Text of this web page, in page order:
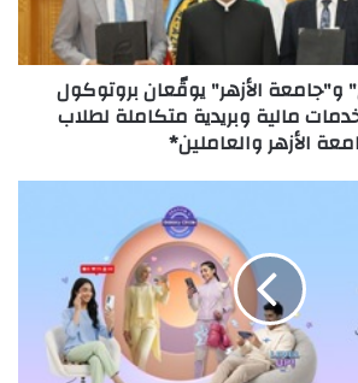
و"جامعة الأزهر" يوقّعان بروتوكول
مالية وبريدية متكاملة لطلاب
الأزهر والعاملين*